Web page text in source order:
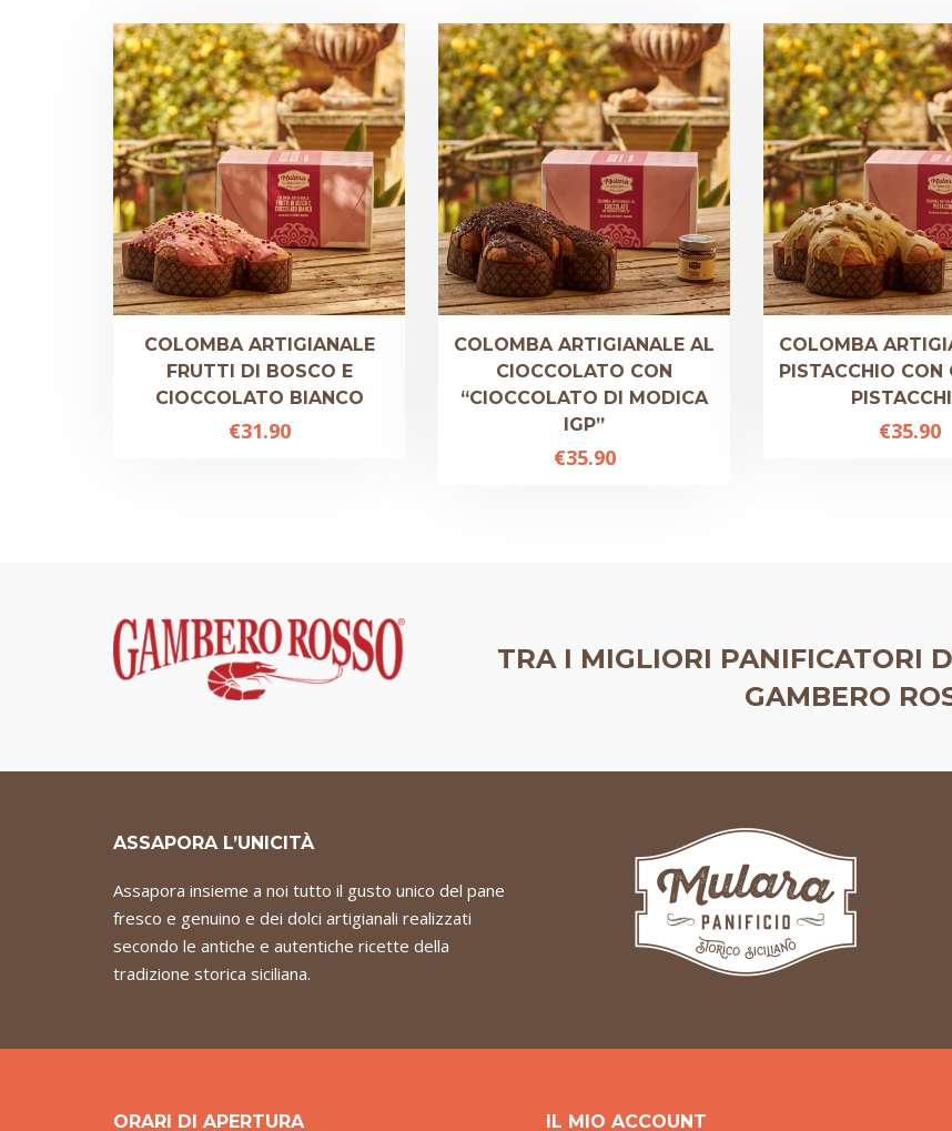
COLOMBA ARTIGIANALE
FRUTTI DI BOSCO E
CIOCCOLATO BIANCO
€31.90
COLOMBA ARTIGIANALE AL
CIOCCOLATO CON
“CIOCCOLATO DI MODICA
IGP”
€35.90
COLOMBA
PISTACCHIO CON
€35.90
TRA I MIGLIORI PANIFICATORI
GAMBERO
ASSAPORA L’UNICITÀ
Assapora insieme a noi tutto il gusto unico del pane
fresco e genuino e dei dolci artigianali realizzati
secondo le antiche e autentiche ricette della
tradizione storica siciliana.
ORARI DI APERTURA IL MIO ACCOUNT